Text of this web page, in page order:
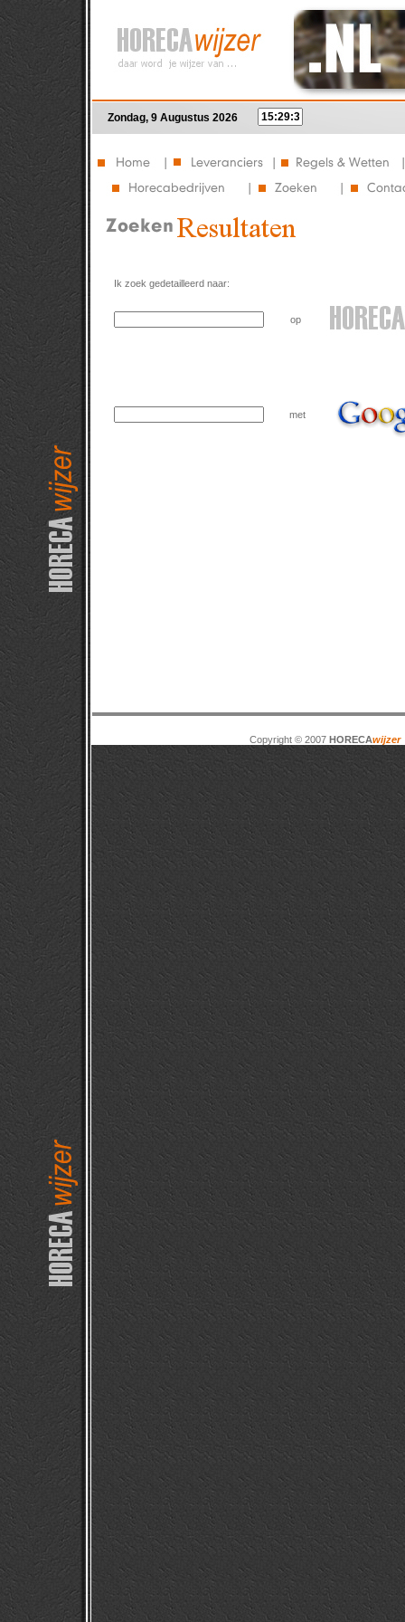
Zondag, 9 Augustus 2026
Ik zoek gedetailleerd naar:
op
met
Copyright © 2007 HORECAwijzer|